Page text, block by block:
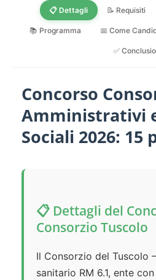
📋 Dettagli 📝 Requisiti
📚 Programma 📅 Come
✅
Concorso
Amministrativi
Sociali 2026: 15
📋 Dettagli del
Consorzio Tuscolo
Il Consorzio del Tuscolo
sanitario RM 6.1, ente